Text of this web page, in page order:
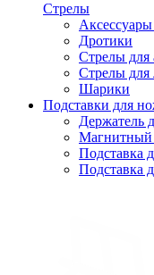
Стрелы
Аксессуары
Дротики
Стрелы для
Стрелы для
Шарики
Подставки для
Держатель
Магнитный
Подставка
Подставка